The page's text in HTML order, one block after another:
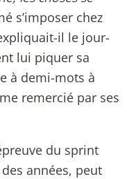
s’imposer chez
il le jour-
lui piquer sa
à demi-mots à
remercié par ses
du sprint
années, peut